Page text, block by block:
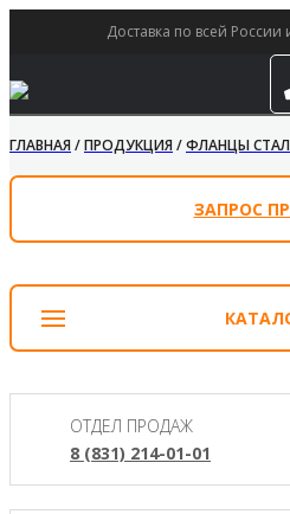
Доставка по всей
ГЛАВНАЯ/ПРОДУКЦИЯ/ФЛАНЦЫ
ЗАПРОС
ОТДЕЛ ПРОДАЖ
8 (831) 214-01-01